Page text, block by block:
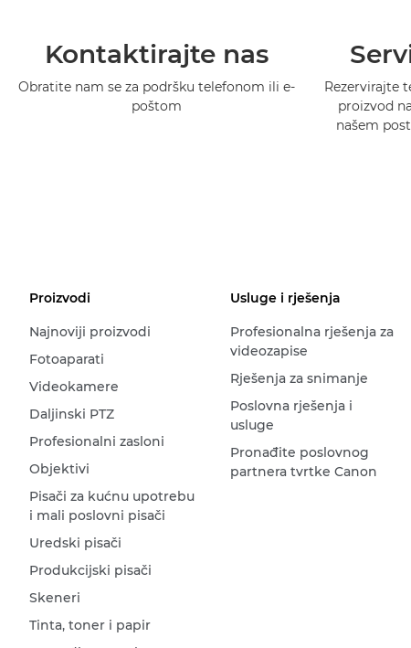
Kontaktirajte nas
Obratite nam se za podršku telefonom ili e-
poštom
Rezervirajte
proizvod
našem
Proizvodi
Najnoviji proizvodi
Fotoaparati
Videokamere
Daljinski PTZ
Profesionalni zasloni
Objektivi
Pisači za kućnu upotrebu
i mali poslovni pisači
Uredski pisači
Produkcijski pisači
Skeneri
Tinta, toner i papir
Usluge i rješenja
Profesionalna rješenja za
videozapise
Rješenja za snimanje
Poslovna rješenja i
usluge
Pronađite poslovnog
partnera tvrtke Canon